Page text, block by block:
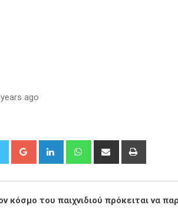
ago
Google+ LinkedIn WhatsappShare
κόσμο του παιχνιδιού πρόκειται να